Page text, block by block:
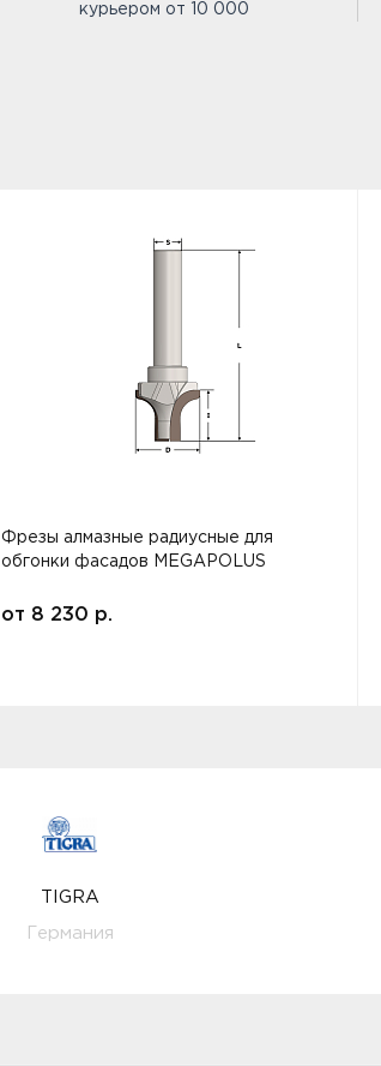
курьером от 10 000
Фрезы алмазные радиусные для
обгонки фасадов MEGAPOLUS
от 8 230 р.
TIGRA
Германия